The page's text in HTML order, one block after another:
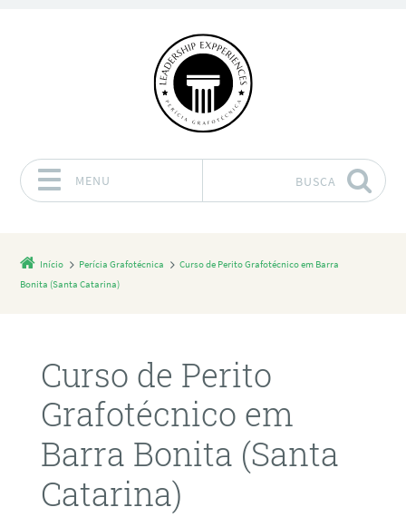
MENU BUSCA
Início Perícia Grafotécnica
Curso de Perito Grafotécnico em Barra
Bonita (Santa Catarina)
Curso de Perito
Grafotécnico em
Barra Bonita (Santa
Catarina)